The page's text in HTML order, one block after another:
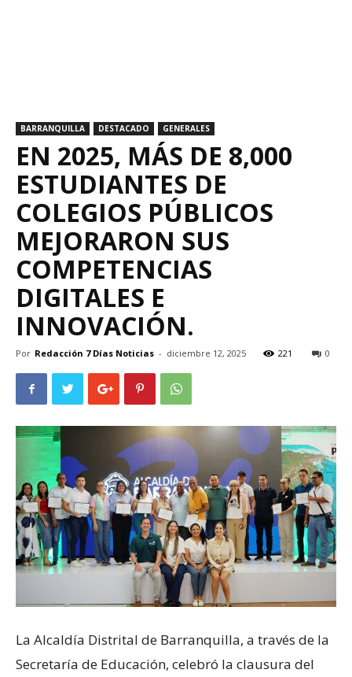
BARRANQUILLA DESTACADO GENERALES
EN 2025, MÁS DE 8,000
ESTUDIANTES DE
COLEGIOS PÚBLICOS
MEJORARON SUS
COMPETENCIAS
DIGITALES E
INNOVACIÓN.
Por Redacción 7 Días Noticias - diciembre 12, 2025 221 0
La Alcaldía Distrital de Barranquilla, a través de la
Secretaría de Educación, celebró la clausura del